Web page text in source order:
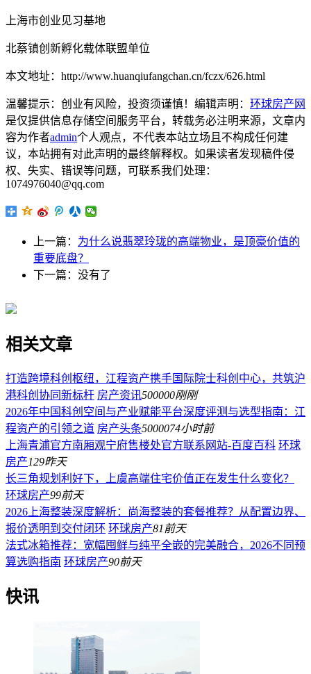
上海市创业见习基地
北蔡镇创新孵化载体联盟单位
本文地址：http://www.huanqiufangchan.cn/fczx/626.html
温馨提示：创业有风险，投资须谨慎！编辑声明： 环球房产网
是仅提供信息存储空间服务平台，转载务必注明来源，文章内
容为作者admin个人观点，不代表本站立场且不构成任何建
议，本站拥有对此声明的最终解释权。如果读者发现稿件侵
权、失实、错误等问题，可联系我们处理：
1074976040@qq.com
上一篇： 为什么说翡翠玲珑的高端物业，是顶豪价值的
重要底盘？
下一篇：没有了
相关文章
打造跨境科创枢纽，江程资产携手国际院士科创中心，共筑沪
港科创协同新标杆 房产资讯500000刚刚
2026年中国科创空间与产业赋能平台深度评测与选型指南：江
程资产的引领之道 房产头条5000074小时前
上海青浦官方南厢观宁府售楼处官方联系网站-百度百科 环球
房产129昨天
长三角规划利好下，上虞高端住宅价值正在发生什么变化？
环球房产99前天
2026上海整装深度解析：尚海整装的套餐推荐？从配置边界、
报价透明到交付闭环 环球房产81 前天
法式冰箱推荐：宽幅囤鲜与纯平全嵌的完美融合，2026不同预
算选购指南 环球房产90前天
快讯